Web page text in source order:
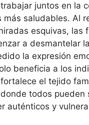
juntos en la
más saludables. Al
esquivas, las
a desmantelar
la expresión
beneficia a los
el tejido
todos pueden
auténticos y